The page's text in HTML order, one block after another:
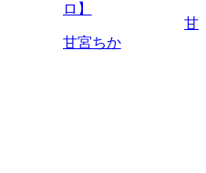
ロ】
甘宮ちか
甘